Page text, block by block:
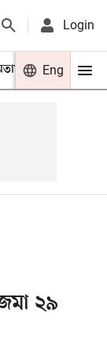
Login
খেলা
Eng
২৯